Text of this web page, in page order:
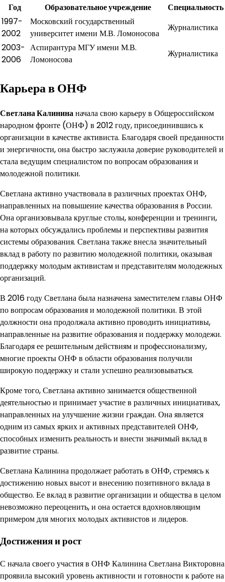
Год Образовательное учреждение
Специальность
1997-
2002
Московский государственный
университет имени М.В. Ломоносова
Журналистика
2003-
2006
Аспирантура МГУ имени М.В.
Ломоносова
Журналистика
Карьера в ОНФ
Светлана Калининаначала свою карьеру в Общероссийском
народном фронте (ОНФ) в 2012 году, присоединившись к
организации в качестве активиста. Благодаря своей преданности
и энергичности, она быстро заслужила доверие руководителей и
стала ведущим специалистом по вопросам образования и
молодежной политики.
Светлана активно участвовала в различных проектах ОНФ,
направленных на повышение качества образования в России.
Она организовывала круглые столы, конференции и тренинги,
на которых обсуждались проблемы и перспективы развития
системы образования. Светлана также внесла значительный
вклад в работу по развитию молодежной политики, оказывая
поддержку молодым активистам и представителям молодежных
организаций.
В 2016 году Светлана была назначена заместителем главы ОНФ
по вопросам образования и молодежной политики. В этой
должности она продолжала активно проводить инициативы,
направленные на развитие образования и поддержку молодежи.
Благодаря ее решительным действиям и профессионализму,
многие проекты ОНФ в области образования получили
широкую поддержку и стали успешно реализовываться.
Кроме того, Светлана активно занимается общественной
деятельностью и принимает участие в различных инициативах,
направленных на улучшение жизни граждан. Она является
одним из самых ярких и активных представителей ОНФ,
способных изменить реальность и внести значимый вклад в
развитие страны.
Светлана Калинина продолжает работать в ОНФ, стремясь к
достижению новых высот и внесению позитивного вклада в
общество. Ее вклад в развитие организации и общества в целом
невозможно переоценить, и она остается вдохновляющим
примером для многих молодых активистов и лидеров.
Достижения и рост
С начала своего участия в ОНФ Калинина Светлана Викторовна
проявила высокий уровень активности и готовности к работе на